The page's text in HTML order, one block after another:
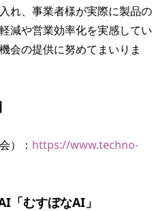
れ、事業者様が実際に製品の
減や営業効率化を実感してい
会の提供に努めてまいりま
）： https://www.techno-
「むすぼなAI」